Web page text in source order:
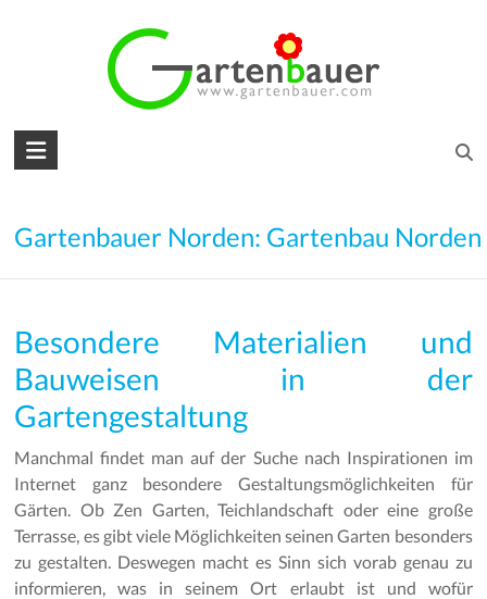
den
Träume
Gartengestaltung
–
–
Gartenpflege
Gartenbauer Norden: Gartenbau Norden
Besondere Materialien und
Bauweisen in der
Gartengestaltung
Manchmal findet man auf der Suche nach Inspirationen im
Internet ganz besondere Gestaltungsmöglichkeiten für
Gärten. Ob Zen Garten, Teichlandschaft oder eine große
Terrasse, es gibt viele Möglichkeiten seinen Garten besonders
zu gestalten. Deswegen macht es Sinn sich vorab genau zu
informieren, was in seinem Ort erlaubt ist und wofür